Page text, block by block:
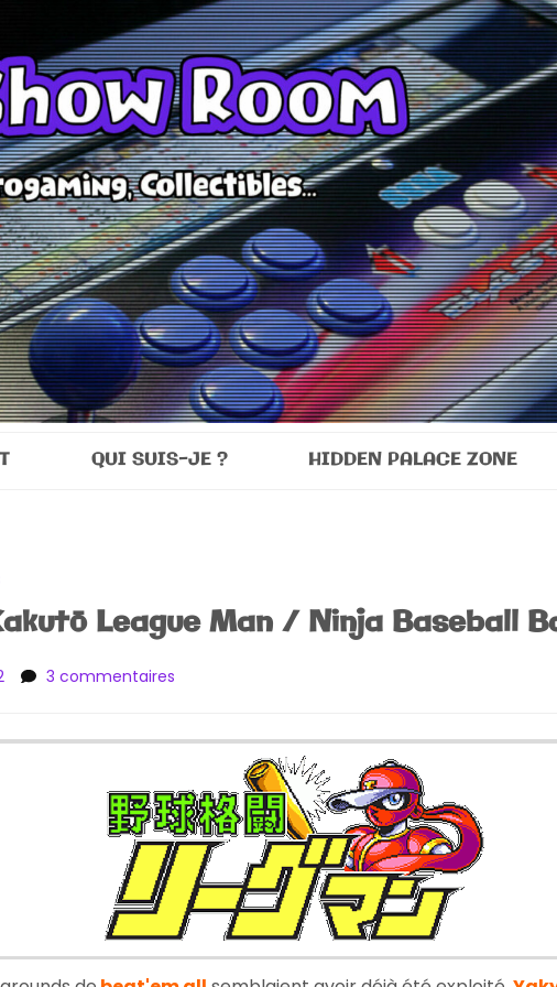
Room
QUI SUIS-JE ? HIDDEN PALACE ZONE
League Man / Ninja Baseball
3 commentaires
Kakutō
Man
/
Ninja
Baseball
Batman